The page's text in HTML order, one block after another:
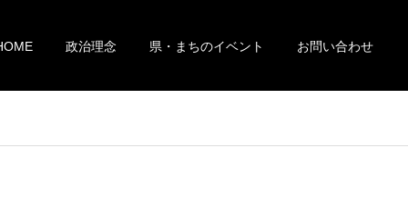
政治理念 県・まちのイベント お問い合わせ